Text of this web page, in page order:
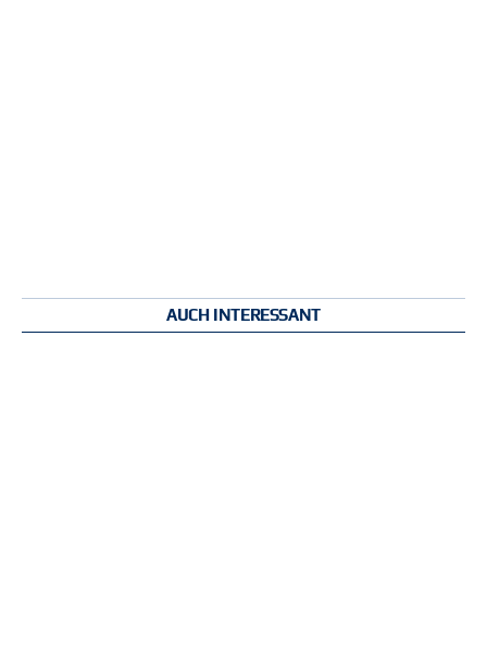
AUCH INTERESSANT